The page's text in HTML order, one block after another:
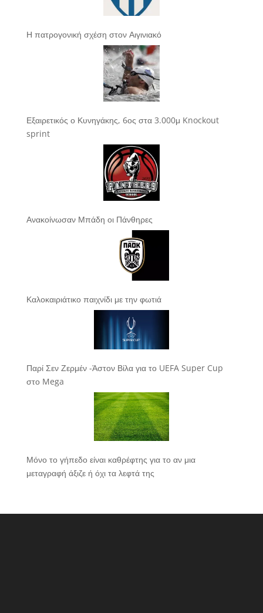
Η πατρογονική σχέση στον Αιγινιακό
Εξαιρετικός ο Κυνηγάκης, 6ος στα 3.000μ Knockout
sprint
Ανακοίνωσαν Μπάδη οι Πάνθηρες
Καλοκαιριάτικο παιχνίδι με την φωτιά
Παρί Σεν Ζερμέν -Άστον Βίλα για το UEFA Super Cup
στο Mega
Μόνο το γήπεδο είναι καθρέφτης για το αν μια
μεταγραφή άξιζε ή όχι τα λεφτά της